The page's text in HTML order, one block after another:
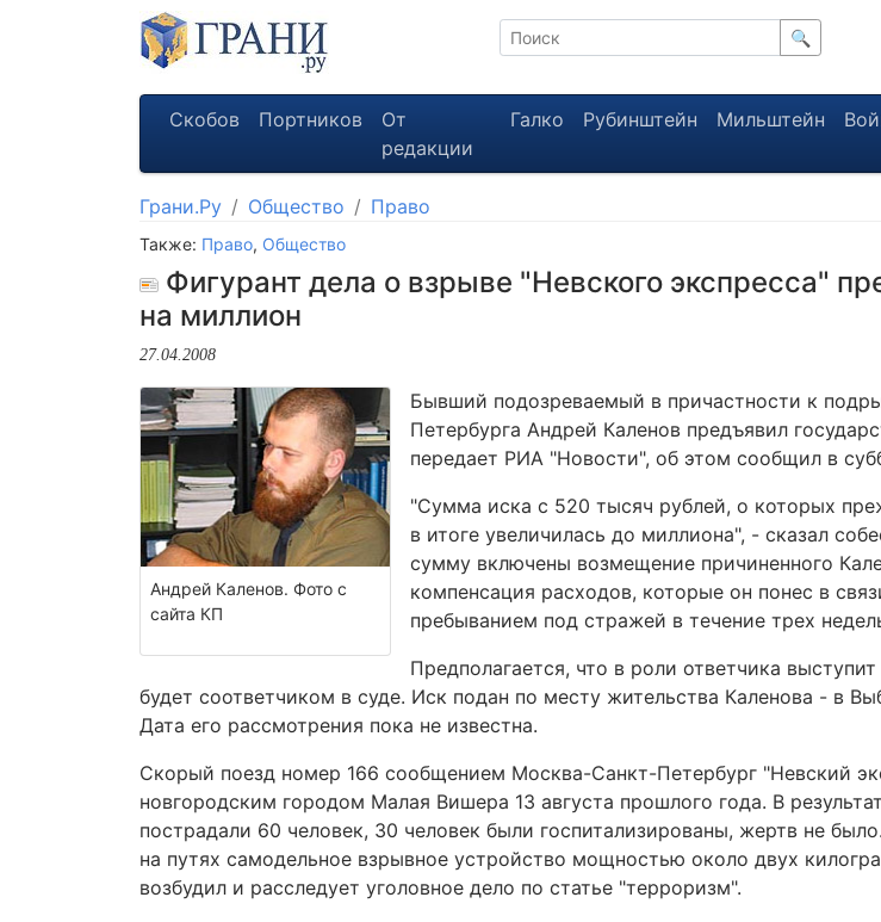
🔍
Скобов Портников
От
редакции
Галко Рубинштейн Мильштейн
Грани.Ру Общество Право
Также: Право, Общество
Фигурант дела о взрыве "Невского экспресса"
на миллион
27.04.2008
Андрей Каленов. Фото с
сайта КП
Бывший подозреваемый в причастности к
Петербурга Андрей Каленов предъявил
передает РИА "Новости", об этом сообщил в
"Сумма иска с 520 тысяч рублей, о которых
в итоге увеличилась до миллиона", - сказал
сумму включены возмещение причиненного
компенсация расходов, которые он понес в
пребыванием под стражей в течение трех
Предполагается, что в роли ответчика
будет соответчиком в суде. Иск подан по месту жительства Каленова - в
Дата его рассмотрения пока не известна.
Скорый поезд номер 166 сообщением Москва-Санкт-Петербург "Невский
новгородским городом Малая Вишера 13 августа прошлого года. В
пострадали 60 человек, 30 человек были госпитализированы, жертв не
на путях самодельное взрывное устройство мощностью около двух
возбудил и расследует уголовное дело по статье "терроризм".